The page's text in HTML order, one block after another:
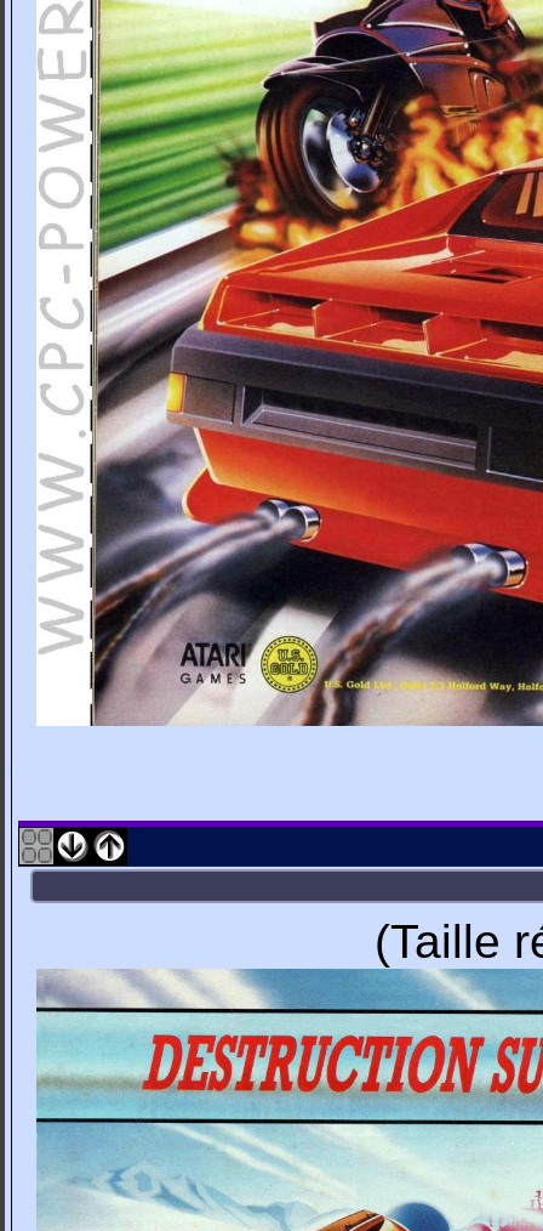
(Taille